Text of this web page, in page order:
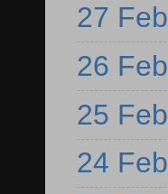
27 Feb
26 Feb
25 Feb
24 Feb